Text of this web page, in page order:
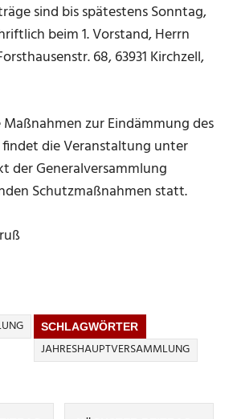
sind bis spätestens Sonntag,
beim 1. Vorstand, Herrn
68, 63931 Kirchzell,
zur Eindämmung des
findet die Veranstaltung unter
der Generalversammlung
Schutzmaßnahmen statt.
SCHLAGWÖRTER
JAHRESHAUPTVERSAMMLUNG